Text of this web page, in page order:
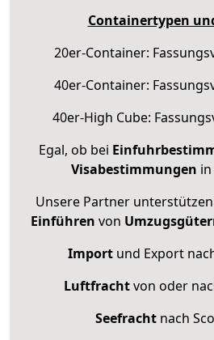
Containertypen
20er-Container:
40er-Container:
40er-High Cube:
Egal, ob bei
Visabestimmungen
Unsere Partner
Einführen von
Import und Export
Luftfrachtvon oder
Seefracht nach